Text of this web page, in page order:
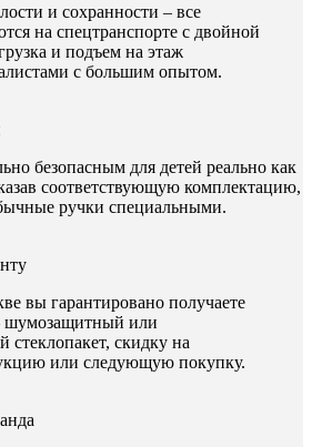
и сохранности – все
на спецтранспорте с двойной
и подъем на этаж
с большим опытом.
безопасным для детей реально как
соответствующую комплектацию,
ручки специальными.
вы гарантировано получаете
шумозащитный или
скидку на
или следующую покупку.